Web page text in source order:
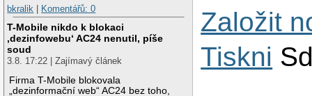
bkralik
Komentářů: 0
T-Mobile nikdo k blokaci
‚dezinfowebu‘ AC24 nenutil, píše
soud
3.8. 17:22 | Zajímavý článek
Firma T-Mobile blokovala
„dezinformační web“ AC24 bez toho,
Založit
Tiskni